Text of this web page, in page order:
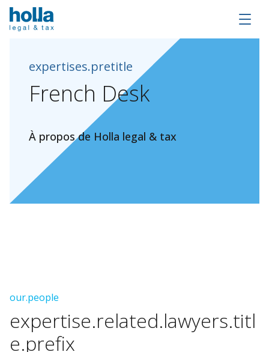
Conditions Générales
L’avertissement et l’avertissement par
courriel
Déclaration de confidentialité
FR NL
expertises.pretitle
French Desk
À propos de Holla legal & tax
our.people
expertise.related.lawyers.titl
e.prefix